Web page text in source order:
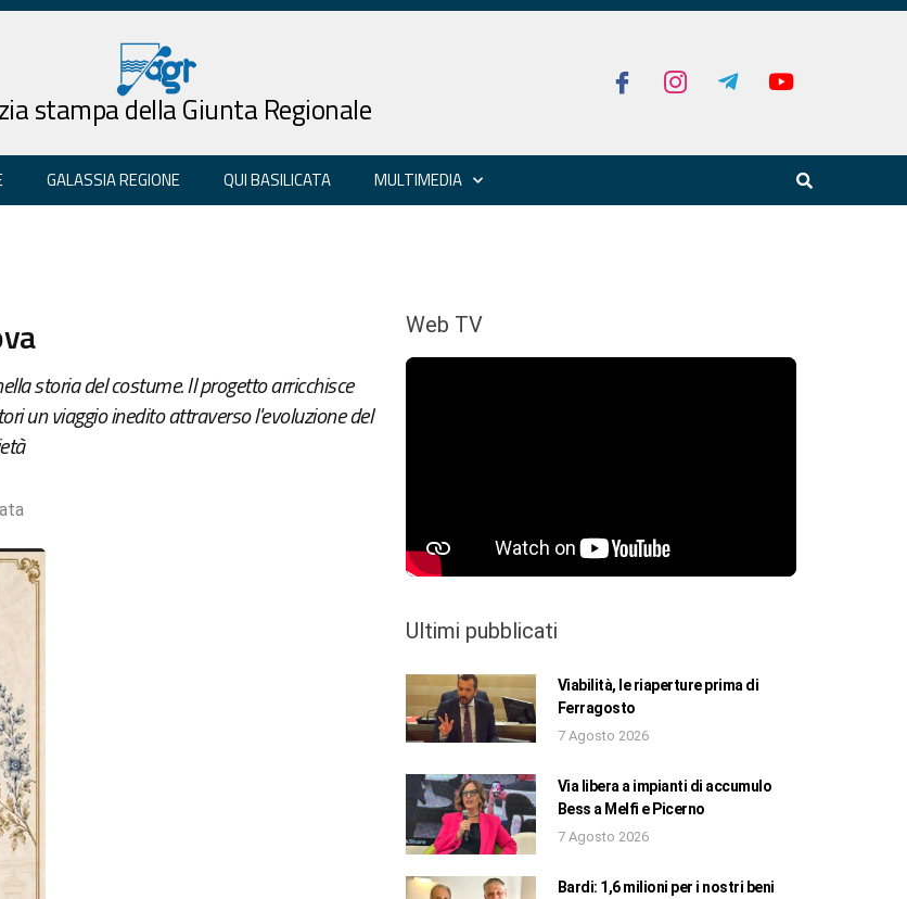
stampa della Giunta Regionale
GALASSIA REGIONE QUI BASILICATA MULTIMEDIA
storia del costume. Il progetto arricchisce
un viaggio inedito attraverso l'evoluzione del
Web TV
Ultimi pubblicati
Viabilità, le riaperture prima di
Ferragosto
7 Agosto 2026
Via libera a impianti di accumulo
Bess a Melfi e Picerno
7 Agosto 2026
Bardi: 1,6 milioni per i nostri beni